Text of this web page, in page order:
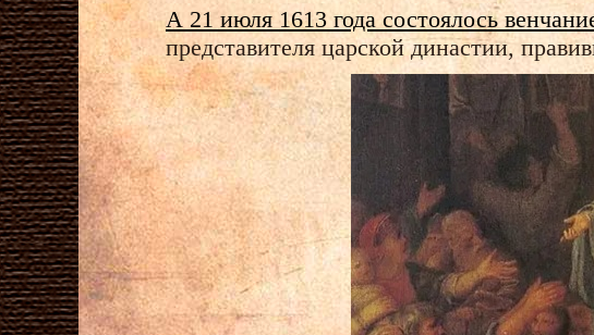
А 21 июля 1613 года состоялось
представителя царской династии,